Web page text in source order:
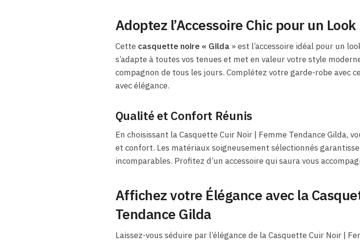
Adoptez l’Accessoire Chic pour un
Cette casquette noire « Gilda» est l’accessoire idéal pour un
s’adapte à toutes vos tenues et met en valeur votre style
compagnon de tous les jours. Complétez votre garde-robe avec
avec élégance.
Qualité et Confort Réunis
En choisissant la Casquette Cuir Noir | Femme Tendance Gilda,
et confort. Les matériaux soigneusement sélectionnés
incomparables. Profitez d’un accessoire qui saura vous
Affichez votre Élégance avec la
Tendance Gilda
Laissez-vous séduire par l’élégance de la Casquette Cuir Noir |